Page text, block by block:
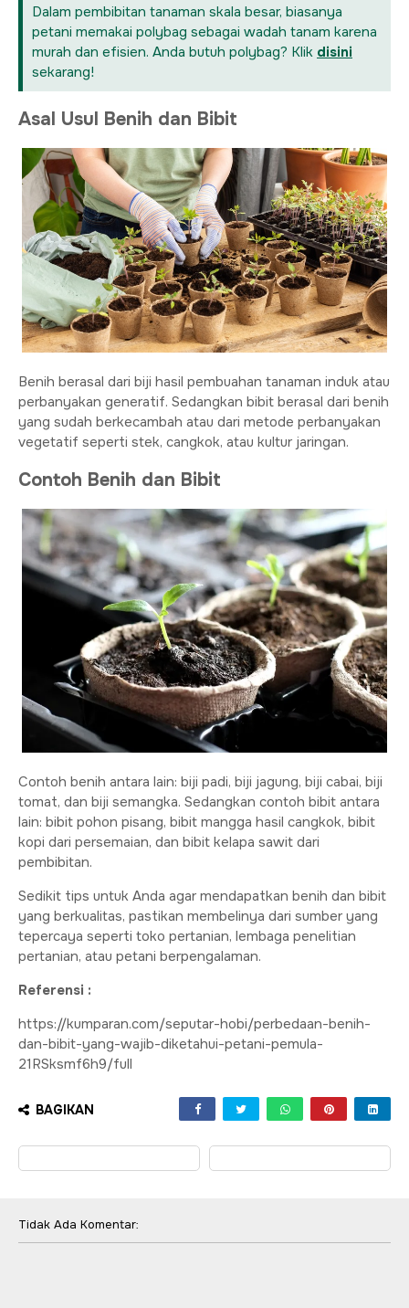
Dalam pembibitan tanaman skala besar, biasanya
petani memakai polybag sebagai wadah tanam karena
murah dan efisien. Anda butuh polybag? Klik disini
sekarang!
Asal Usul Benih dan Bibit
Benih berasal dari biji hasil pembuahan tanaman induk atau
perbanyakan generatif. Sedangkan bibit berasal dari benih
yang sudah berkecambah atau dari metode perbanyakan
vegetatif seperti stek, cangkok, atau kultur jaringan.
Contoh Benih dan Bibit
Contoh benih antara lain: biji padi, biji jagung, biji cabai, biji
tomat, dan biji semangka. Sedangkan contoh bibit antara
lain: bibit pohon pisang, bibit mangga hasil cangkok, bibit
kopi dari persemaian, dan bibit kelapa sawit dari
pembibitan.
Sedikit tips untuk Anda agar mendapatkan benih dan bibit
yang berkualitas, pastikan membelinya dari sumber yang
tepercaya seperti toko pertanian, lembaga penelitian
pertanian, atau petani berpengalaman.
Referensi :
https://kumparan.com/seputar-hobi/perbedaan-benih-
dan-bibit-yang-wajib-diketahui-petani-pemula-
21RSksmf6h9/full
BAGIKAN
Tidak Ada Komentar: